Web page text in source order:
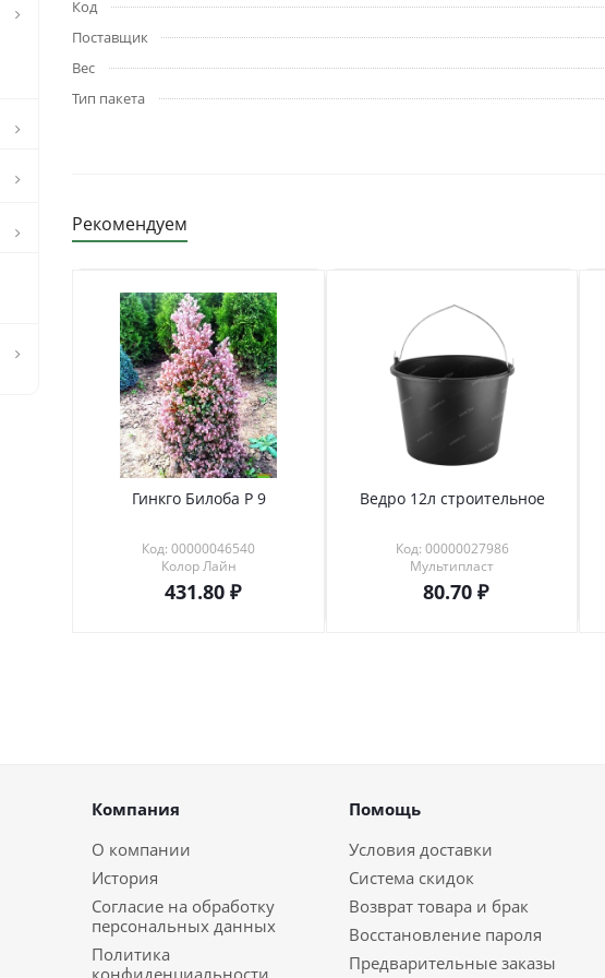
Код
Поставщик
Вес
Тип пакета
Рекомендуем
Гинкго Билоба Р 9
Код: 00000046540
Колор Лайн
431.80
Ведро 12л строительное
Код: 00000027986
Мультипласт
80.70
Компания
О компании
История
Согласие на обработку
персональных данных
Политика
конфиденциальности
Помощь
Условия доставки
Система скидок
Возврат товара и брак
Восстановление пароля
Предварительные заказы